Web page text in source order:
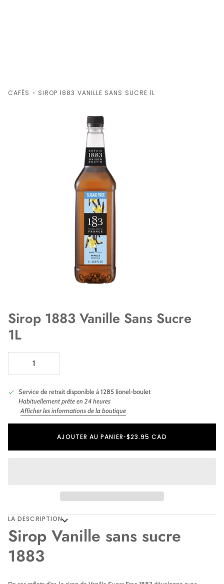
CAFÉS › SIROP 1883 VANILLE SANS SUCRE 1L
Sirop 1883 Vanille Sans Sucre
1L
Service de retrait disponible à1285 lionel-boulet
Habituellement prête en 24 heures
Afficher les informations de la boutique
AJOUTER AU PANIER•$23.95 CAD
LA DESCRIPTION
Sirop Vanille sans sucre
1883